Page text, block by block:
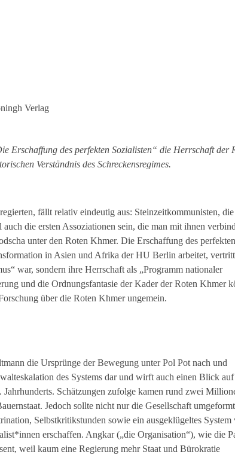
Erschaffung des perfekten Sozialisten“ die Herrschaft der
Verständnis des Schreckensregimes.
fällt relativ eindeutig aus: Steinzeitkommunisten, die
die ersten Assoziationen sein, die man mit ihnen
unter den Roten Khmer. Die Erschaffung des perfekten
in Asien und Afrika der HU Berlin arbeitet,
war, sondern ihre Herrschaft als „Programm nationaler
und die Ordnungsfantasie der Kader der Roten Khmer
über die Roten Khmer ungemein.
die Ursprünge der Bewegung unter Pol Pot nach und
des Systems dar und wirft auch einen Blick auf
Jahrhunderts. Schätzungen zufolge kamen rund zwei
Jedoch sollte nicht nur die Gesellschaft umgeformt
Selbstkritikstunden sowie ein ausgeklügeltes System
erschaffen. Angkar („die Organisation“), wie die
weil kaum eine Regierung mehr Staat und Bürokratie